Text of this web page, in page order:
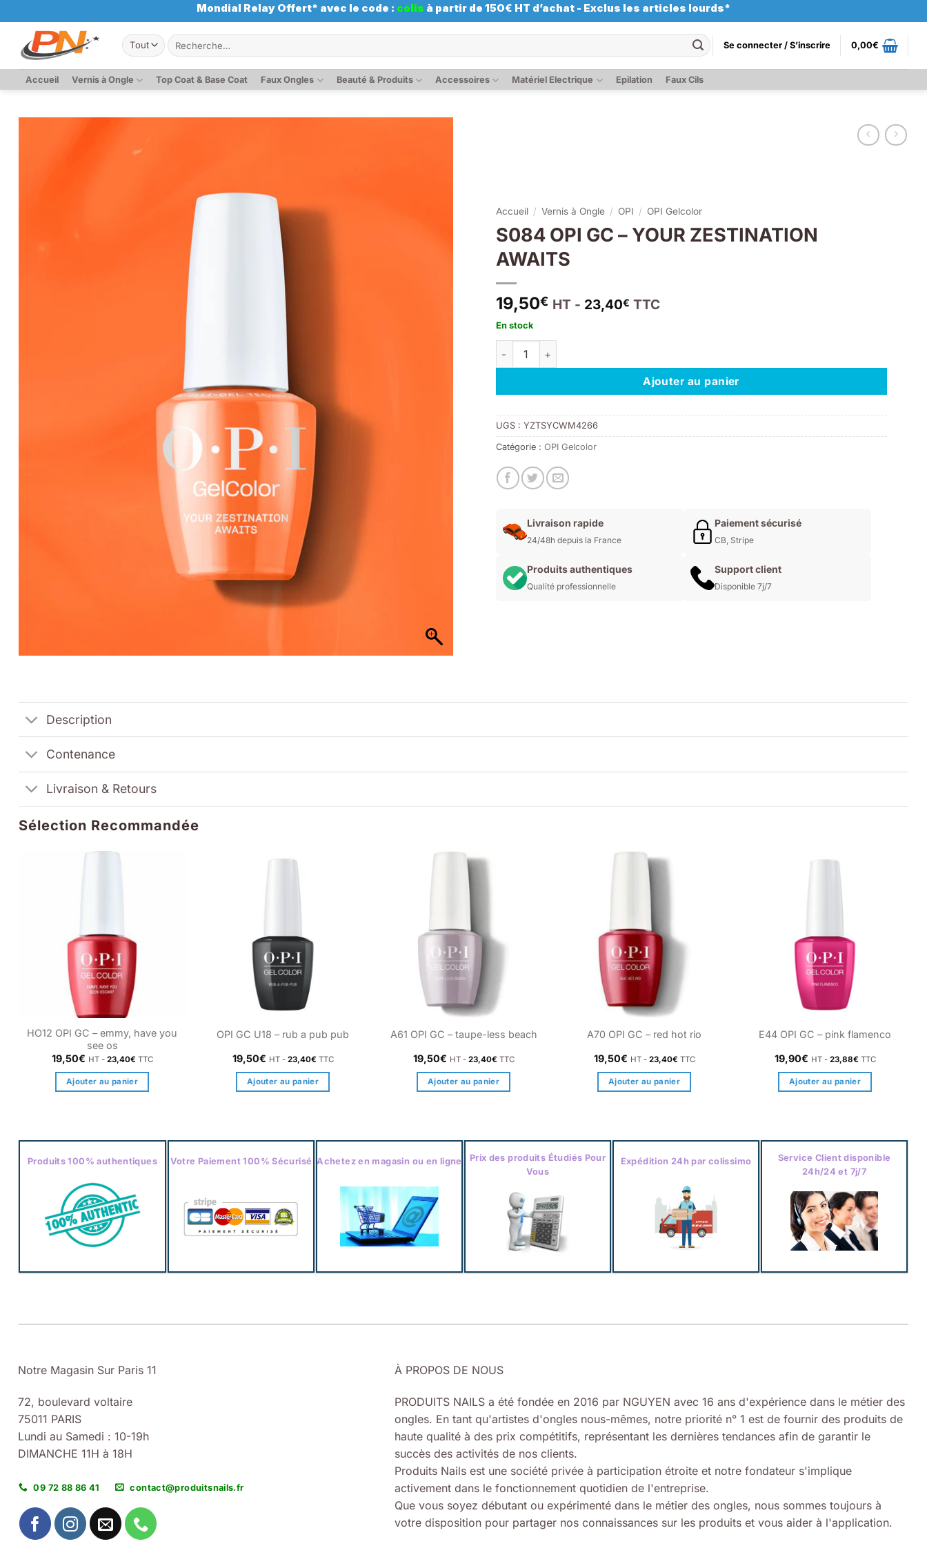
au
contenu
Mondial Relay Offert* avec le code : colis à partir de 150€ HT d’achat - Exclus les articles lourds*
Recherche
pour :
Se connecter / S’inscrire 0,00€
Accueil Vernis à Ongle Top Coat & Base Coat Faux Ongles Beauté & Produits Accessoires Matériel Electrique Epilation Faux Cils
Accueil / Vernis à Ongle / OPI / OPI Gelcolor
S084 OPI GC – YOUR ZESTINATION
AWAITS
19,50€ HT - 23,40€ TTC
En stock
quantité de S084 OPI GC - YOUR ZESTINATION AWAITS
Ajouter au panier
UGS : YZTSYCWM4266
Catégorie : OPI Gelcolor
Livraison rapide
24/48h depuis la France
Paiement sécurisé
CB, Stripe
Produits authentiques
Qualité professionnelle
Support client
Disponible 7j/7
Description
Contenance
Livraison & Retours
Sélection Recommandée
HO12 OPI GC – emmy, have you
see os
19,50€ HT - 23,40€ TTC
Ajouter au panier
OPI GC U18 – rub a pub pub
19,50€ HT - 23,40€ TTC
Ajouter au panier
A61 OPI GC – taupe-less beach
19,50€ HT - 23,40€ TTC
Ajouter au panier
A70 OPI GC – red hot rio
19,50€ HT - 23,40€ TTC
Ajouter au panier
E44 OPI GC – pink flamenco
19,90€ HT - 23,88€ TTC
Ajouter au panier
Produits 100% authentiques Votre Paiement 100% Sécurisé Achetez en magasin ou en ligne
Prix des produits Étudiés Pour
Vous
Expédition 24h par colissimo
Service Client disponible
24h/24 et 7j/7
Notre Magasin Sur Paris 11
72, boulevard voltaire
75011 PARIS
Lundi au Samedi : 10-19h
DIMANCHE 11H à 18H
09 72 88 86 41 contact@produitsnails.fr
À PROPOS DE NOUS
PRODUITS NAILS a été fondée en 2016 par NGUYEN avec 16 ans d'expérience dans le métier des
ongles. En tant qu'artistes d'ongles nous-mêmes, notre priorité n° 1 est de fournir des produits de
haute qualité à des prix compétitifs, représentant les dernières tendances afin de garantir le
succès des activités de nos clients.
Produits Nails est une société privée à participation étroite et notre fondateur s'implique
activement dans le fonctionnement quotidien de l'entreprise.
Que vous soyez débutant ou expérimenté dans le métier des ongles, nous sommes toujours à
votre disposition pour partager nos connaissances sur les produits et vous aider à l'application.